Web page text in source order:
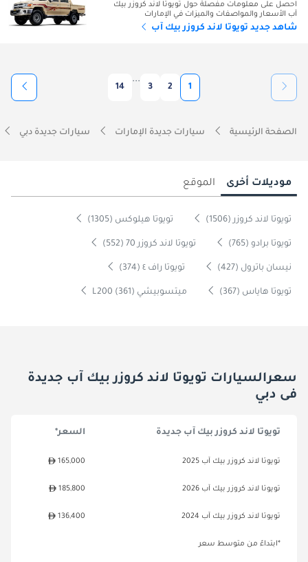
احصل على معلومات مفصلة حول تويوتا لاند كروزر بيك
آب الأسعار والمواصفات والميزات في الإمارات
شاهد جديد تويوتا لاند كروزر بيك آب
1
2
3
...
14
الصفحة الرئيسية سيارات جديدة الإمارات سيارات جديدة دبي
موديلات أخرى الموقع
تويوتا لاند كروزر (1506) تويوتا هيلوكس (1305)
تويوتا برادو (765) تويوتا لاند كروزر 70 (552)
نيسان باترول (427) تويوتا راف ٤ (374)
تويوتا هاياس (367) ميتسوبيشي L200 (361)
سعرالسيارات تويوتا لاند كروزر بيك آب جديدة
فى دبي
تويوتا لاند كروزر بيك آب جديدة السعر*
تويوتا لاند كروزر بيك آب 2025 165,000
تويوتا لاند كروزر بيك آب 2026 185,800
تويوتا لاند كروزر بيك آب 2024 136,400
*ابتداءً من متوسط سعر